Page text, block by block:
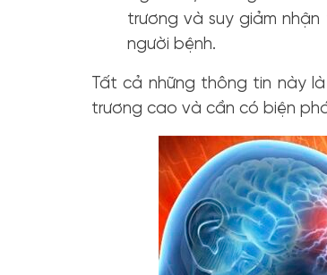
trương và suy giảm
người bệnh.
Tất cả những thông tin này
trương cao và cần có biện